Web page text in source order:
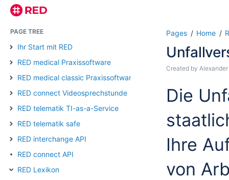
PAGE TREE
Ihr Start mit RED
RED medical Praxissoftware
RED medical classic Praxissoftware
RED connect Videosprechstunde
RED telematik TI-as-a-Service
RED telematik safe
RED interchange API
RED connect API
RED Lexikon
Pages Home
Created by
Die
Ihre
von